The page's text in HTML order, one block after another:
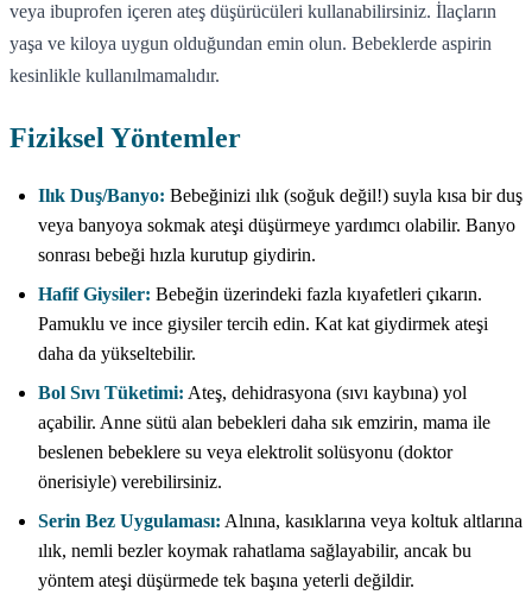
veya ibuprofen içeren ateş düşürücüleri kullanabilirsiniz. İlaçların
yaşa ve kiloya uygun olduğundan emin olun. Bebeklerde aspirin
kesinlikle kullanılmamalıdır.
Fiziksel Yöntemler
Ilık Duş/Banyo: Bebeğinizi ılık (soğuk değil!) suyla kısa bir duş
veya banyoya sokmak ateşi düşürmeye yardımcı olabilir. Banyo
sonrası bebeği hızla kurutup giydirin.
Hafif Giysiler: Bebeğin üzerindeki fazla kıyafetleri çıkarın.
Pamuklu ve ince giysiler tercih edin. Kat kat giydirmek ateşi
daha da yükseltebilir.
Bol Sıvı Tüketimi: Ateş, dehidrasyona (sıvı kaybına) yol
açabilir. Anne sütü alan bebekleri daha sık emzirin, mama ile
beslenen bebeklere su veya elektrolit solüsyonu (doktor
önerisiyle) verebilirsiniz.
Serin Bez Uygulaması: Alnına, kasıklarına veya koltuk altlarına
ılık, nemli bezler koymak rahatlama sağlayabilir, ancak bu
yöntem ateşi düşürmede tek başına yeterli değildir.